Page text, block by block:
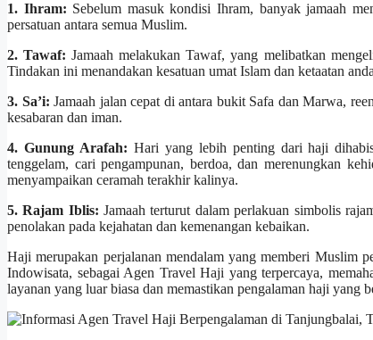
1. Ihram: Sebelum masuk kondisi Ihram, banyak jamaah
persatuan antara semua Muslim.
2. Tawaf: Jamaah melakukan Tawaf, yang melibatkan
Tindakan ini menandakan kesatuan umat Islam dan ketaatan
3. Sa’i: Jamaah jalan cepat di antara bukit Safa dan Marwa,
kesabaran dan iman.
4. Gunung Arafah: Hari yang lebih penting dari haji
tenggelam, cari pengampunan, berdoa, dan merenungkan
menyampaikan ceramah terakhir kalinya.
5. Rajam Iblis: Jamaah terturut dalam perlakuan simbolis
penolakan pada kejahatan dan kemenangan kebaikan.
Haji merupakan perjalanan mendalam yang memberi Muslim
Indowisata, sebagai Agen Travel Haji yang terpercaya,
layanan yang luar biasa dan memastikan pengalaman haji yang